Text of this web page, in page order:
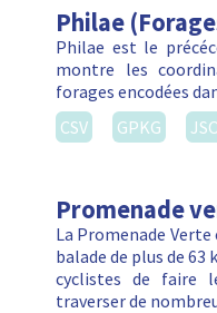
Philae
Philae est le
montre les
forages encodées
CSV
GPKG
Promenade
La Promenade
balade de plus de
cyclistes de faire
traverser de